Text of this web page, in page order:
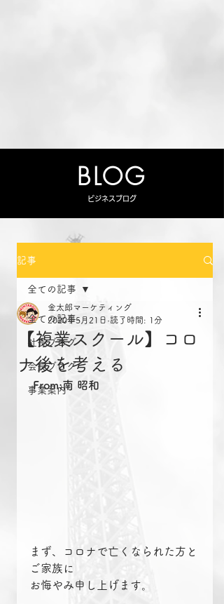
BLOG
ビジネスブログ
記事
全ての記事
社長ブログ
会長ブログ
事業案内
全ての記事
【複業スクール】コロ
ナ後を考える
金太郎マーケティング
2020年5月21日 読了時間: 1分
From:南 昭和
まず、コロナで亡くなられた方と
ご家族に
お悔やみ申し上げます。